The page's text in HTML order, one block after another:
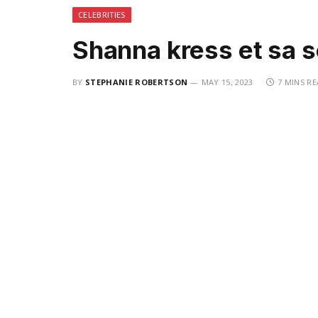
CELEBRITIES
Shanna kress et sa
BY STEPHANIE ROBERTSON MAY 15, 2023 7 MINS